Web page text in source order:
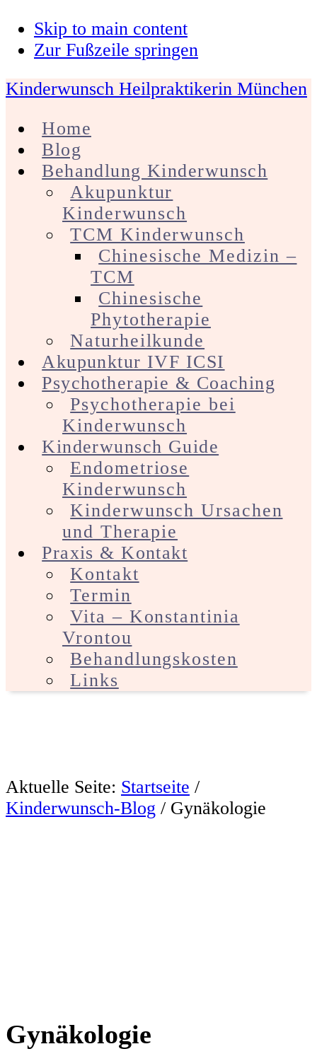
Skip to main content
Zur Fußzeile springen
Kinderwunsch Heilpraktikerin München
Home
Blog
Behandlung Kinderwunsch
Akupunktur
Kinderwunsch
TCM Kinderwunsch
Chinesische Medizin –
TCM
Chinesische
Phytotherapie
Naturheilkunde
Akupunktur IVF ICSI
Psychotherapie & Coaching
Psychotherapie bei
Kinderwunsch
Kinderwunsch Guide
Endometriose
Kinderwunsch
Kinderwunsch Ursachen
und Therapie
Praxis & Kontakt
Kontakt
Termin
Vita – Konstantinia
Vrontou
Behandlungskosten
Links
Aktuelle Seite: Startseite /
Kinderwunsch-Blog / Gynäkologie
Gynäkologie